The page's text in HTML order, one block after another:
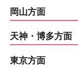
岡山方面
天神・博多方面
東京方面